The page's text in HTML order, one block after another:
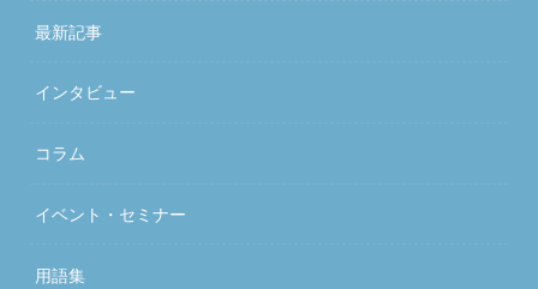
最新記事
インタビュー
コラム
イベント・セミナー
用語集